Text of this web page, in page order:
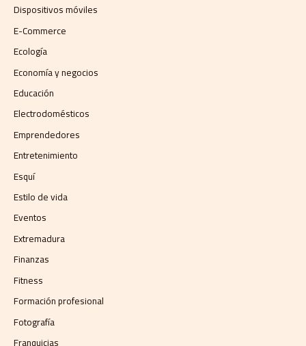
Dispositivos móviles
E-Commerce
Ecología
Economía y negocios​
Educación
Electrodomésticos
Emprendedores
Entretenimiento
Esquí
Estilo de vida
Eventos
Extremadura
Finanzas
Fitness
Formación profesional
Fotografía